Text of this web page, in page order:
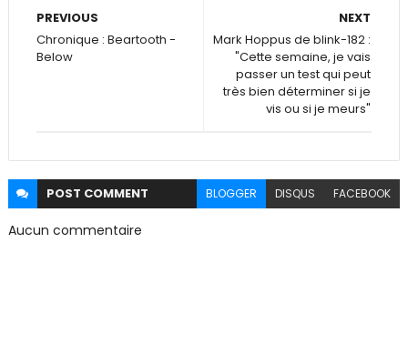
NEXT
Mark Hoppus de blink-182 :
"Cette semaine, je vais
passer un test qui peut
très bien déterminer si je
vis ou si je meurs"
PREVIOUS
Chronique : Beartooth -
Below
POST COMMENT BLOGGER DISQUS FACEBOOK
Aucun commentaire